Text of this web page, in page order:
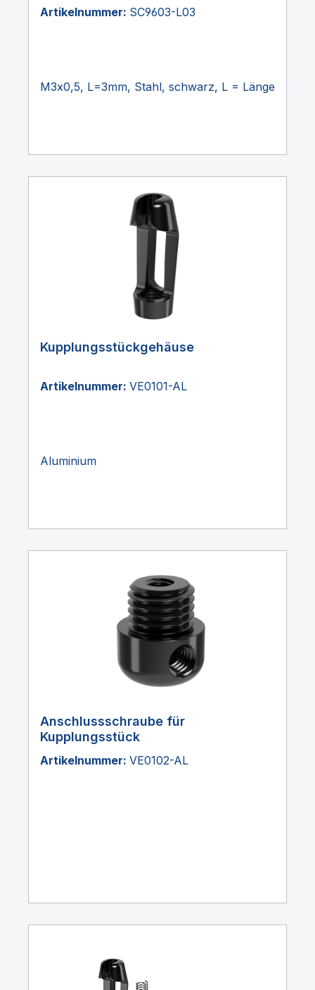
Artikelnummer: SC9603-L03
M3x0,5, L=3mm, Stahl, schwarz, L = Länge
Kupplungsstückgehäuse
Artikelnummer: VE0101-AL
Aluminium
Anschlussschraube für
Kupplungsstück
Artikelnummer: VE0102-AL